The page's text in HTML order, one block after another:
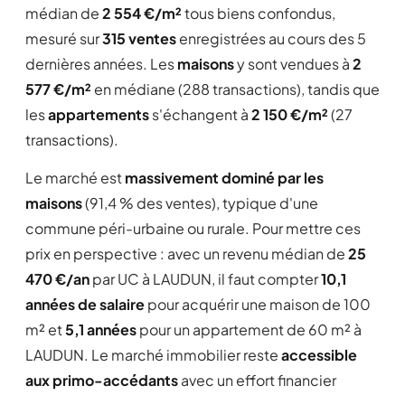
médian de2 554 €/m²tous biens confondus,
mesuré sur315 ventesenregistrées au cours des 5
dernières années. Lesmaisonsy sont vendues à2
577 €/m² en médiane (288 transactions), tandis que
lesappartementss'échangent à2 150 €/m²(27
transactions).
Le marché estmassivement dominé par les
maisons(91,4 % des ventes), typique d'une
commune péri-urbaine ou rurale. Pour mettre ces
prix en perspective : avec un revenu médian de25
470 €/anpar UC à LAUDUN, il faut compter10,1
années de salairepour acquérir une maison de 100
m² et5,1 annéespour un appartement de 60 m² à
LAUDUN. Le marché immobilier resteaccessible
aux primo-accédantsavec un effort financier